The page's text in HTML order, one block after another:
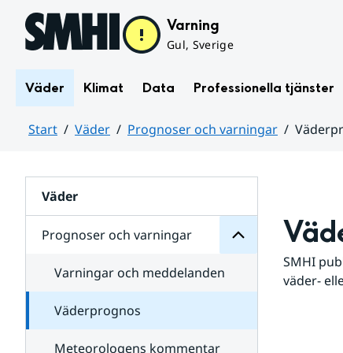
Hoppa till sidans innehåll Varning
Gul, Sverige
Väder Klimat Data Professionella tjänster
Start Väder Prognoser och varningar
Väder
Prognoser och varningar
för
varningar
Varningar och meddelanden
Väderprognos
Meteorologens kommentar
SMHI
väder-